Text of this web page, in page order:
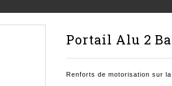
Portail Alu 2
Renforts de motorisation sur